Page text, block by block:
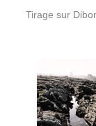
Tirage sur
de
prix
à